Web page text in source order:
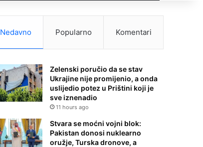
Nedavno Popularno Komentari
Zelenski poručio da se stav
Ukrajine nije promijenio, a onda
uslijedio potez u Prištini koji je
sve iznenadio
11 hours ago
Stvara se moćni vojni blok:
Pakistan donosi nuklearno
oružje, Turska dronove, a